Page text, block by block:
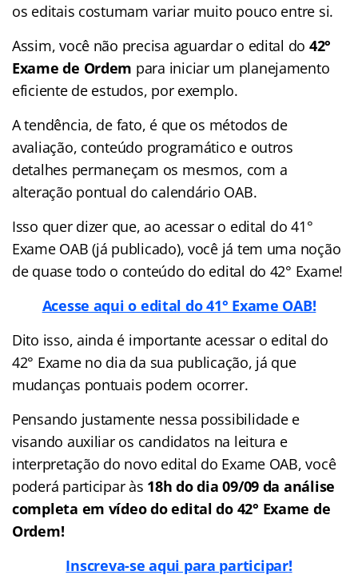
os editais costumam variar muito pouco entre si.
Assim, você não precisa aguardar o edital do 42°
Exame de Ordem para iniciar um planejamento
eficiente de estudos, por exemplo.
A tendência, de fato, é que os métodos de
avaliação, conteúdo programático e outros
detalhes permaneçam os mesmos, com a
alteração pontual do calendário OAB.
Isso quer dizer que, ao acessar o edital do 41°
Exame OAB (já publicado), você já tem uma noção
de quase todo o conteúdo do edital do 42° Exame!
Acesse aqui o edital do 41° Exame OAB!
Dito isso, ainda é importante acessar o edital do
42° Exame no dia da sua publicação, já que
mudanças pontuais podem ocorrer.
Pensando justamente nessa possibilidade e
visando auxiliar os candidatos na leitura e
interpretação do novo edital do Exame OAB, você
poderá participar às 18h do dia 09/09 da análise
completa em vídeo do edital do 42° Exame de
Ordem!
Inscreva-se aqui para participar!